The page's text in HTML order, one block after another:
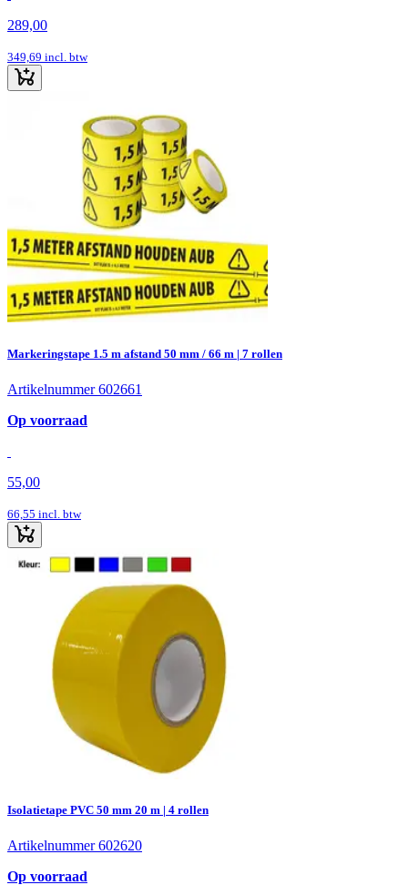
289,00
349,69 incl. btw
Markeringstape 1.5 m afstand 50 mm / 66 m | 7 rollen
Artikelnummer 602661
Op voorraad
55,00
66,55 incl. btw
Isolatietape PVC 50 mm 20 m | 4 rollen
Artikelnummer 602620
Op voorraad